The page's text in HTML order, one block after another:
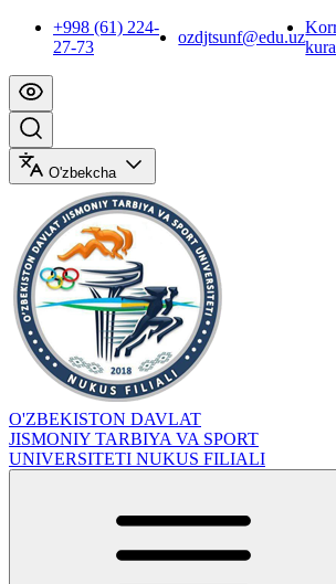
+998 (61) 224-
27-73
ozdjtsunf@edu.uz
O'zbekcha
O'ZBEKISTON DAVLAT
JISMONIY TARBIYA VA SPORT
UNIVERSITETI NUKUS FILIALI